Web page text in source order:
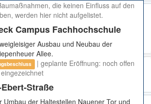
die keinen Einfluss auf den
werden hier nicht aufgelistet.
Campus Fachhochschule
Ausbau und Neubau der
Allee.
| geplante Eröffnung: noch offen
Straße
Umbau der Haltestellen Nauener Tor und